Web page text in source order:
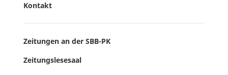
Kontakt
Zeitungen an der SBB-PK
Zeitungslesesaal